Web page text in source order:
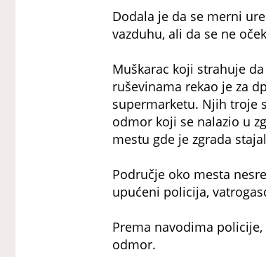
Dodala je da se merni
vazduhu, ali da se ne
Muškarac koji strahuje
ruševinama rekao je za
supermarketu. Njih troje
odmor koji se nalazio u
mestu gde je zgrada
Područje oko mesta
upućeni policija,
Prema navodima
odmor.